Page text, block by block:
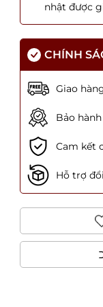
nhật được
CHÍNH
Giao
Bảo
Cam kết
Hỗ trợ